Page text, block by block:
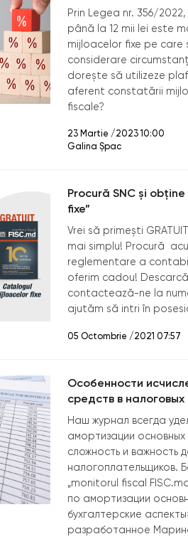
Prin Legea nr. 356/
până la 12 mii lei este
mijloacelor fixe pe care
considerare
dorește să utilizeze
aferent constatării
fiscale?
23 Martie /2023 10:00
Galina Șpac
Procură SNC și
fixe”
Vrei să primești
mai simplu! Procură
reglementare a
oferim cadou!
contactează-ne la
ajutăm să intri în
05 Octombrie /2021 07:57
Особенности
средств в налоговых
Наш журнал всегда
амортизации основных
сложность и важность
налогоплательщиков.
„monitorul fiscal
по амортизации
бухгалтерские
разработанное